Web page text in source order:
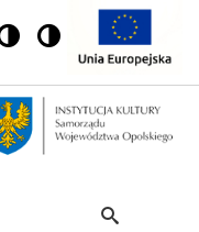
Wysoki
kontrast
Wysoki
kontrast
Idź